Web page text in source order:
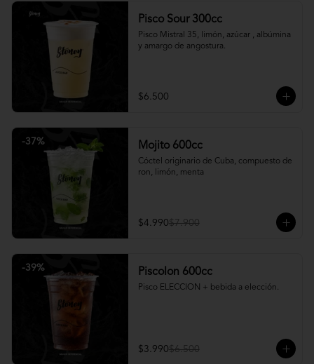
Pisco Sour 300cc
Pisco Mistral 35, limón, azúcar , albúmina
y amargo de angostura.
$6.500
-37% Mojito 600cc
Cóctel originario de Cuba, compuesto de
ron, limón, menta
$4.990$7.900
-39% Piscolon 600cc
Pisco ELECCION + bebida a elección.
$3.990$6.500